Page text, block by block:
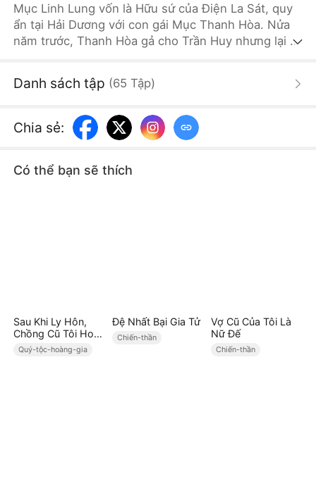
Mục Linh Lung vốn là Hữu sứ của Điện La Sát, quy
ẩn tại Hải Dương với con gái Mục Thanh Hòa. Nửa
năm trước, Thanh Hòa gả cho Trần Huy nhưng lại bị
là Quy Điền Võ Tàng. Biết được sự thật, Mục Linh
Điện La Sát để giải cứu con gái, đồng thời đập tan
âm mưu thâm độc của Quy Điền Võ Tàng.
Danh sách tập (65 Tập)
Chia sẻ:
Có thể bạn sẽ thích
Sau Khi Ly Hôn,
Chồng Cũ Tôi Hoá
Thành Chí Tôn
Quý-tộc-hoàng-gia
Đệ Nhất Bại Gia Tử
Chiến-thần
Vợ Cũ Của Tôi Là
Nữ Đế
Chiến-thần